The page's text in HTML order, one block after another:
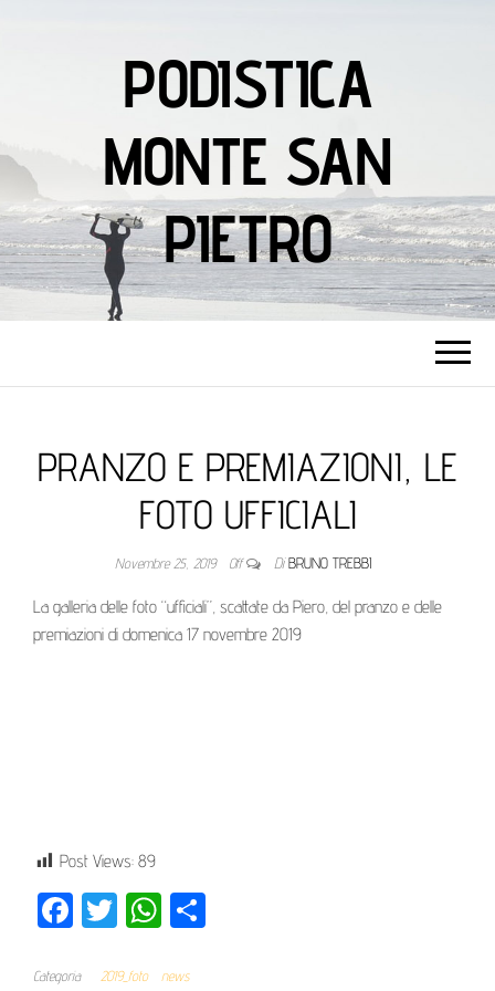
PODISTICA
MONTE SAN
PIETRO
PRANZO E PREMIAZIONI, LE
FOTO UFFICIALI
Novembre 25, 2019 Off Di BRUNO TREBBI
La galleria delle foto “ufficiali”, scattate da Piero, del pranzo e delle
premiazioni di domenica 17 novembre 2019
Post Views: 89
Fa
bo
T
tte
W
ts
Categoria 2019_foto news